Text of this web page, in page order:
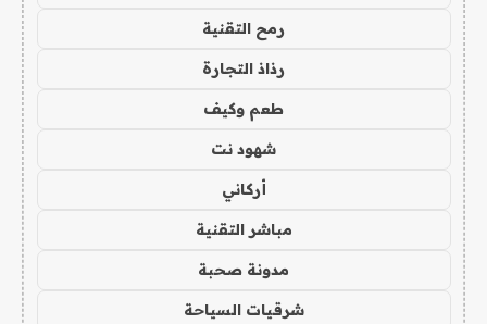
رمح التقنية
رذاذ التجارة
طعم وكيف
شهود نت
أركاني
مباشر التقنية
مدونة صحبة
شرقيات السياحة